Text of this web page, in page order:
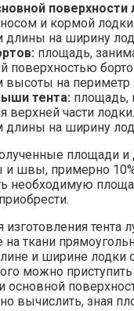
поверхности
и кормой
на ширину
площадь,
поверхностью
на периметр
тента: площадь,
верхней части
на ширину
площади и
швы, примерно
необходимую
изготовления тента
ткани
и ширине лодки
можно
основной
вычислить, зная